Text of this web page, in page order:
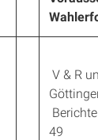
V & R
49